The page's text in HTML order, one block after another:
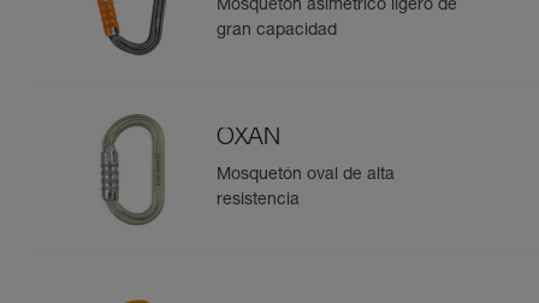
Mosquetón asimétrico ligero de
gran capacidad
OXAN
Mosquetón oval de alta
resistencia